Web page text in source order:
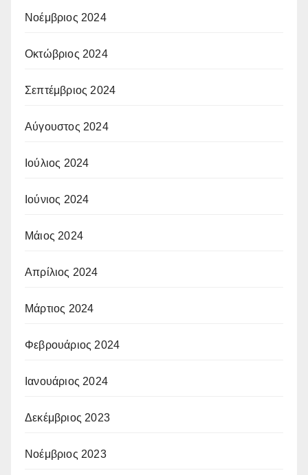
Νοέμβριος 2024
Οκτώβριος 2024
Σεπτέμβριος 2024
Αύγουστος 2024
Ιούλιος 2024
Ιούνιος 2024
Μάιος 2024
Απρίλιος 2024
Μάρτιος 2024
Φεβρουάριος 2024
Ιανουάριος 2024
Δεκέμβριος 2023
Νοέμβριος 2023